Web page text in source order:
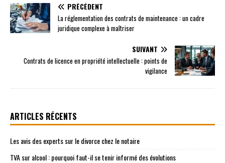
PRÉCÉDENT
La réglementation des contrats de maintenance : un cadre
juridique complexe à maîtriser
SUIVANT
Contrats de licence en propriété intellectuelle : points de
vigilance
ARTICLES RÉCENTS
Les avis des experts sur le divorce chez le notaire
TVA sur alcool : pourquoi faut-il se tenir informé des évolutions